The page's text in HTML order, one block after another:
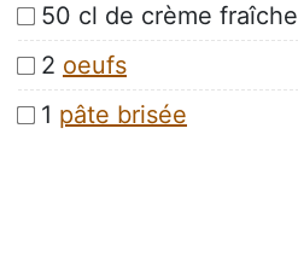
50 cl de crème fraîche
2 oeufs
1 pâte brisée